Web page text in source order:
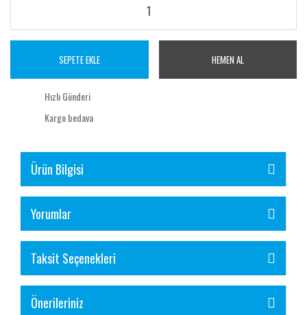
SEPETE EKLE HEMEN AL
Hızlı Gönderi
Kargo bedava
Ürün Bilgisi
Yorumlar
Taksit Seçenekleri
Önerileriniz